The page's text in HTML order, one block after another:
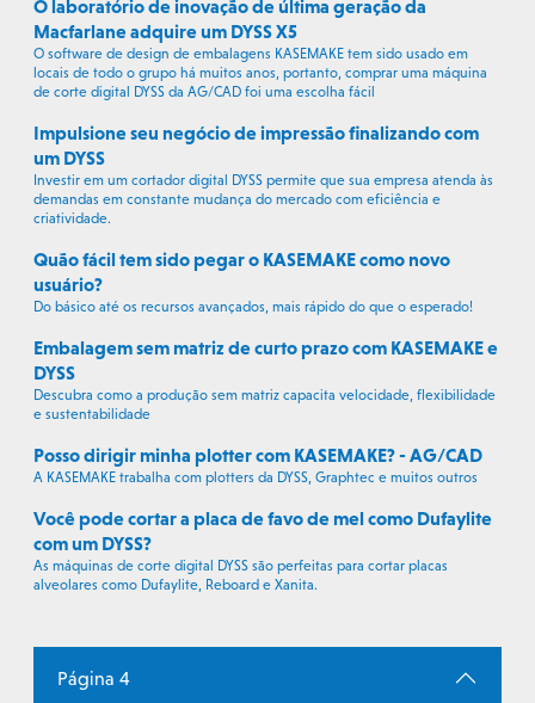
O laboratório de inovação de última geração da
Macfarlane adquire um DYSS X5
O software de design de embalagens KASEMAKE tem sido usado em
locais de todo o grupo há muitos anos, portanto, comprar uma máquina
de corte digital DYSS da AG/CAD foi uma escolha fácil
Impulsione seu negócio de impressão finalizando com
um DYSS
Investir em um cortador digital DYSS permite que sua empresa atenda às
demandas em constante mudança do mercado com eficiência e
criatividade.
Quão fácil tem sido pegar o KASEMAKE como novo
usuário?
Do básico até os recursos avançados, mais rápido do que o esperado!
Embalagem sem matriz de curto prazo com KASEMAKE e
DYSS
Descubra como a produção sem matriz capacita velocidade, flexibilidade
e sustentabilidade
Posso dirigir minha plotter com KASEMAKE? - AG/CAD
A KASEMAKE trabalha com plotters da DYSS, Graphtec e muitos outros
Você pode cortar a placa de favo de mel como Dufaylite
com um DYSS?
As máquinas de corte digital DYSS são perfeitas para cortar placas
alveolares como Dufaylite, Reboard e Xanita.
Página 4